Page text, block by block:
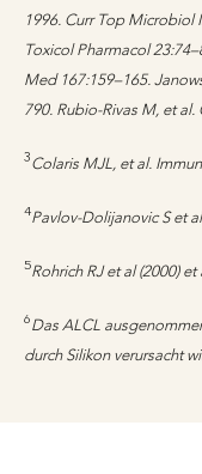
1996. Curr Top Microbiol
Toxicol Pharmacol
Med 167:159–165.
790. Rubio-Rivas M, et al.
3Colaris MJL, et al.
4Pavlov-Dolijanovic S et
5Rohrich RJ et al (2000)
6Das ALCL
durch Silikon verursacht